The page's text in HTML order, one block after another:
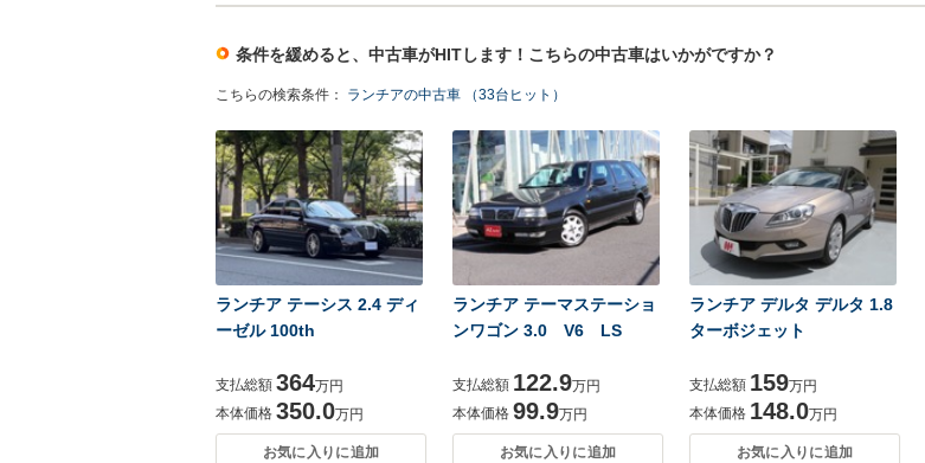
条件を緩めると、中古車がHITします！こちらの中古車はいかがですか？
こちらの検索条件： ランチアの中古車 （33台ヒット）
ランチア テーシス 2.4 ディ
ーゼル 100th
支払総額 364万円
本体価格 350.0万円
お気に入りに追加
ランチア テーマステーショ
ンワゴン 3.0 V6 LS
支払総額 122.9万円
本体価格 99.9万円
お気に入りに追加
ランチア デルタ デルタ 1.8
ターボジェット
支払総額 159万円
本体価格 148.0万円
お気に入りに追加